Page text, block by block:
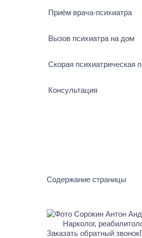
Приём врача-психиатра
Вызов психиатра на дом
Скорая психиатрическая
Консультация
Содержание страницы
Нарколог,
Заказать обратный звонок